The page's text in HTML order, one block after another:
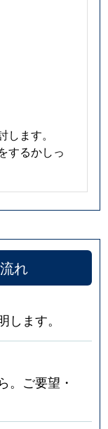
ます。
するかしっ
れ
ます。
。ご要望・